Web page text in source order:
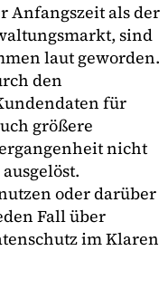
Anfangszeit als der
sind
laut geworden.
den
für
größere
nicht
oder darüber
Fall über
im Klaren